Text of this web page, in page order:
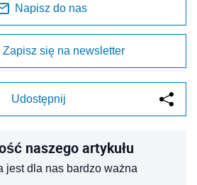
Napisz do nas
Zapisz się na newsletter
Udostępnij
naszego artykułu
jest dla nas bardzo ważna